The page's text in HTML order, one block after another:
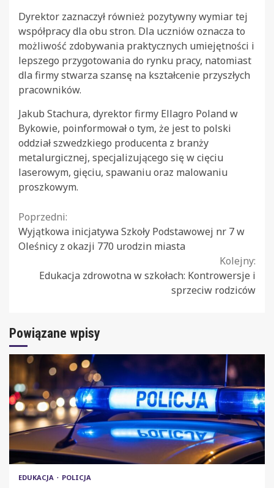
Dyrektor zaznaczył również pozytywny wymiar tej
współpracy dla obu stron. Dla uczniów oznacza to
możliwość zdobywania praktycznych umiejętności i
lepszego przygotowania do rynku pracy, natomiast
dla firmy stwarza szansę na kształcenie przyszłych
pracowników.
Jakub Stachura, dyrektor firmy Ellagro Poland w
Bykowie, poinformował o tym, że jest to polski
oddział szwedzkiego producenta z branży
metalurgicznej, specjalizującego się w cięciu
laserowym, gięciu, spawaniu oraz malowaniu
proszkowym.
Continue
Reading
Poprzedni:
Wyjątkowa inicjatywa Szkoły Podstawowej nr 7 w
Oleśnicy z okazji 770 urodzin miasta
Kolejny:
Edukacja zdrowotna w szkołach: Kontrowersje i
sprzeciw rodziców
Powiązane wpisy
EDUKACJA POLICJA